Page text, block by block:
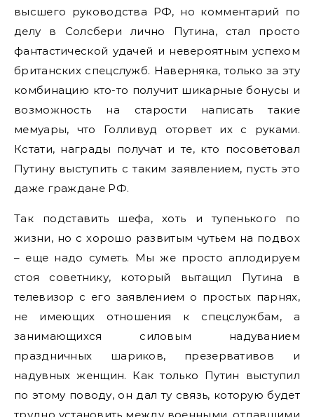
высшего руководства РФ, но комментарий по
делу в Солсбери лично Путина, стал просто
фантастической удачей и невероятным успехом
британских спецслужб. Наверняка, только за эту
комбинацию кто-то получит шикарные бонусы и
возможность на старости написать такие
мемуары, что Голливуд оторвет их с руками.
Кстати, награды получат и те, кто посоветовал
Путину выступить с таким заявлением, пусть это
даже граждане РФ.
Так подставить шефа, хоть и тупенького по
жизни, но с хорошо развитым чутьем на подвох
– еще надо суметь. Мы же просто аплодируем
стоя советнику, который вытащил Путина в
телевизор с его заявлением о простых парнях,
не имеющих отношения к спецслужбам, а
занимающихся силовым надуванием
праздничных шариков, презервативов и
надувных женщин. Как только Путин выступил
по этому поводу, он дал ту связь, которую будет